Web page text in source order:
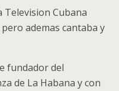
Television Cubana
ademas cantaba y
fundador del
de La Habana y con